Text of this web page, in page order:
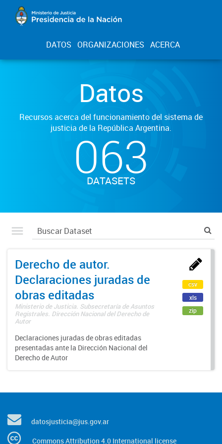
DATOS ORGANIZACIONES ACERCA
Datos
Recursos acerca del funcionamiento del sistema de
justicia de la República Argentina.
063
DATASETS
Derecho de autor.
Declaraciones juradas de
obras editadas
Ministerio de Justicia. Subsecretaría de Asuntos
Registrales. Dirección Nacional del Derecho de
Autor
Declaraciones juradas de obras editadas
presentadas ante la Dirección Nacional del
Derecho de Autor
csv
xls
zip
datosjusticia@jus.gov.ar
Commons Attribution 4.0 International license